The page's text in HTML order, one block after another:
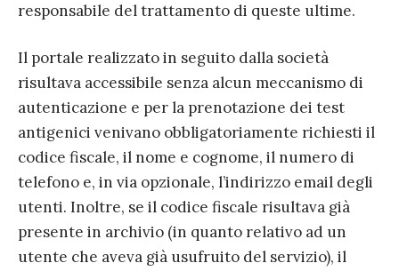
responsabile del trattamento di queste ultime.
Il portale realizzato in seguito dalla società
risultava accessibile senza alcun meccanismo di
autenticazione e per la prenotazione dei test
antigenici venivano obbligatoriamente richiesti il
codice fiscale, il nome e cognome, il numero di
telefono e, in via opzionale, l’indirizzo email degli
utenti. Inoltre, se il codice fiscale risultava già
presente in archivio (in quanto relativo ad un
utente che aveva già usufruito del servizio), il